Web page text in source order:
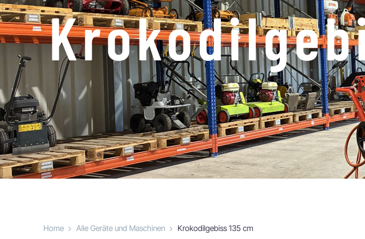
Home Alle Geräte und Maschinen Krokodilgebiss 135 cm